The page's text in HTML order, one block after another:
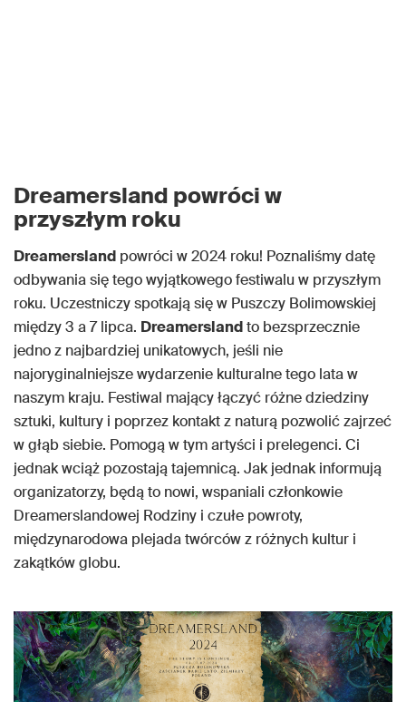
Dreamersland powróci w
przyszłym roku
Dreamersland powróci w 2024 roku! Poznaliśmy datę
odbywania się tego wyjątkowego festiwalu w przyszłym
roku. Uczestniczy spotkają się w Puszczy Bolimowskiej
między 3 a 7 lipca. Dreamerslandto bezsprzecznie
jedno z najbardziej unikatowych, jeśli nie
najoryginalniejsze wydarzenie kulturalne tego lata w
naszym kraju. Festiwal mający łączyć różne dziedziny
sztuki, kultury i poprzez kontakt z naturą pozwolić zajrzeć
w głąb siebie. Pomogą w tym artyści i prelegenci. Ci
jednak wciąż pozostają tajemnicą. Jak jednak informują
organizatorzy, będą to nowi, wspaniali członkowie
Dreamerslandowej Rodziny i czułe powroty,
międzynarodowa plejada twórców z różnych kultur i
zakątków globu.